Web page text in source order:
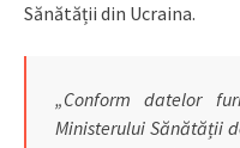
Sănătății din Ucraina.
„Conform datelor
Ministerului Sănătății